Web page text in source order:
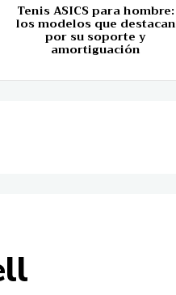
Tenis ASICS para hombre:
los modelos que destacan
por su soporte y
amortiguación